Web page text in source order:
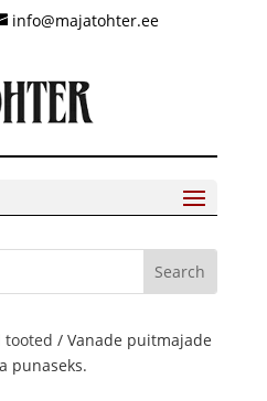
info@majatohter.ee
tooted / Vanade puitmajade
punaseks.